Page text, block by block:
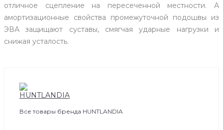
отличное сцепление на пересеченной местности. А
амортизационные свойства промежуточной подошвы из
ЭВА защищают суставы, смягчая ударные нагрузки и
снижая усталость.
Все товары бренда HUNTLANDIA